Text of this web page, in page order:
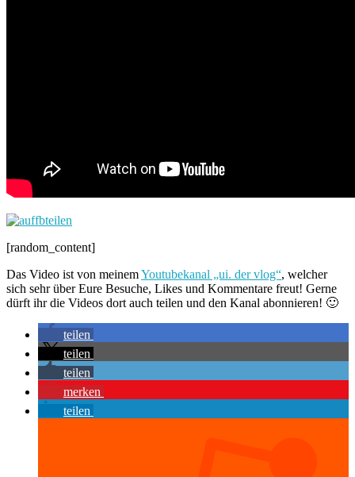
[random_content]
Das Video ist von meinemYoutubekanal „ui. der vlog“, welcher
sich sehr über Eure Besuche, Likes und Kommentare freut! Gerne
dürft ihr die Videos dort auch teilen und den Kanal abonnieren! 🙂
teilen
teilen
teilen
merken
teilen